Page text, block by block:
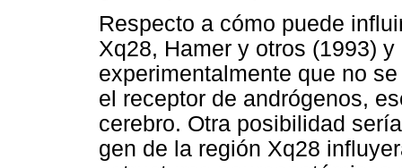
Respecto a cómo puede
Xq28, Hamer y otros (1993)
experimentalmente que no
el receptor de andrógenos,
cerebro. Otra posibilidad
gen de la región Xq28